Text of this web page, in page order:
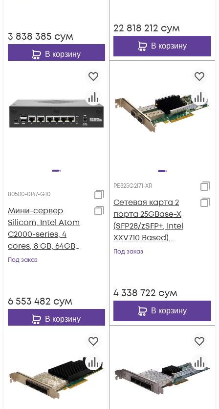
3 838 385 сум
В корзину
22 818 212 сум
В корзину
80500-0147-G10
Мини-cервер
Silicom, Intel Atom
C2000-series, 4
cores, 8 GB, 64GB
eMMC
Под заказ
6 553 482 сум
В корзину
PE325G2I71-XR
Сетевая карта 2
порта 25GBase-X
(SFP28/zSFP+, Intel
XXV710 Based),
Silicom PE325G2I71-
Под заказ
4 338 722 сум
В корзину